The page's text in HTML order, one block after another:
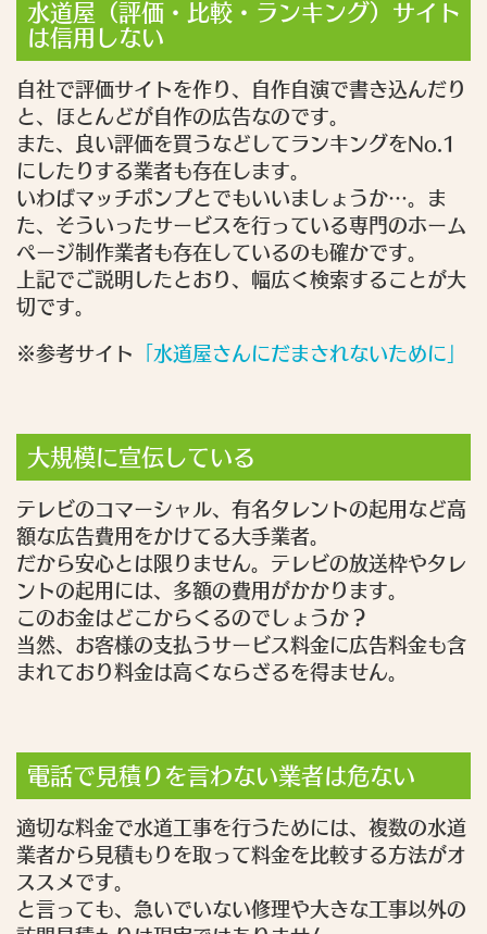
水道屋（評価・比較・ランキング）サイト
は信用しない
自社で評価サイトを作り、自作自演で書き込んだり
と、ほとんどが自作の広告なのです。
また、良い評価を買うなどしてランキングをNo.1
にしたりする業者も存在します。
いわばマッチポンプとでもいいましょうか…。ま
た、そういったサービスを行っている専門のホーム
ページ制作業者も存在しているのも確かです。
上記でご説明したとおり、幅広く検索することが大
切です。
※参考サイト 「水道屋さんにだまされないために」
大規模に宣伝している
テレビのコマーシャル、有名タレントの起用など高
額な広告費用をかけてる大手業者。
だから安心とは限りません。テレビの放送枠やタレ
ントの起用には、多額の費用がかかります。
このお金はどこからくるのでしょうか？
当然、お客様の支払うサービス料金に広告料金も含
まれており料金は高くならざるを得ません。
電話で見積りを言わない業者は危ない
適切な料金で水道工事を行うためには、複数の水道
業者から見積もりを取って料金を比較する方法がオ
ススメです。
と言っても、急いでいない修理や大きな工事以外の